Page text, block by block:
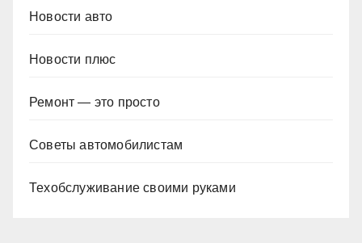
Новости авто
Новости плюс
Ремонт — это просто
Советы автомобилистам
Техобслуживание своими руками